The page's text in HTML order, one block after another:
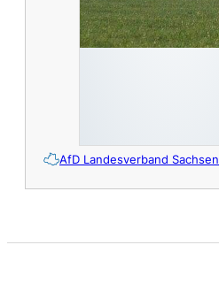
AfD Landesverband Sachsen